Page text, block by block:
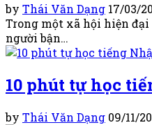
by Thái Văn Dạng 17/03/
Trong một xã hội hiện
người bận…
10 phút tự học
by Thái Văn Dạng 09/11/